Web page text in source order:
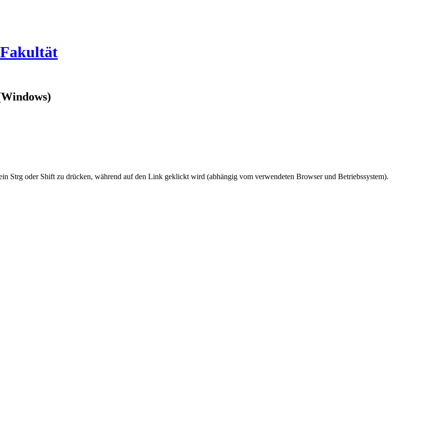
Strg oder Shift zu drücken, während auf den Link geklickt wird (abhängig vom verwendeten Browser und Betriebssystem).